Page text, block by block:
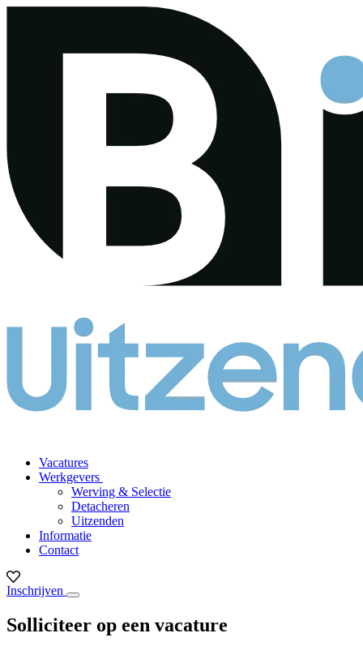
Vacatures
Werkgevers
Werving & Selectie
Detacheren
Uitzenden
Informatie
Contact
Inschrijven
Solliciteer op een vacature